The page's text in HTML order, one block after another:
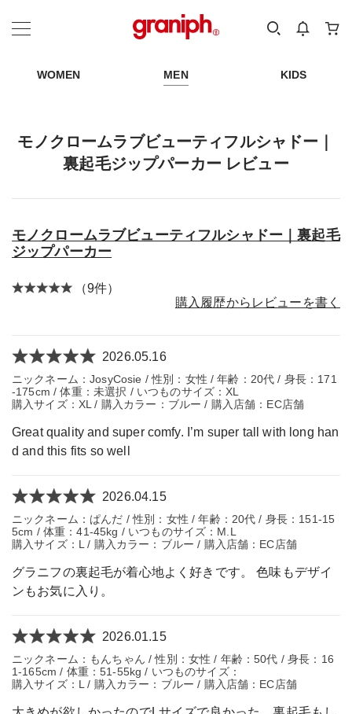
カテゴリーから探す
WOMEN MEN KIDS
モノクロームラブビューティフルシャドー｜
裏起毛ジップパーカー レビュー
モノクロームラブビューティフルシャドー｜裏起毛
ジップパーカー
（9件）
購入履歴からレビューを書く
2026.05.16
ニックネーム：JosyCosie / 性別：女性 / 年齢：20代 / 身長：171
-175cm / 体重：未選択 / いつものサイズ：XL
購入サイズ：XL / 購入カラー：ブルー / 購入店舗：EC店舗
Great quality and super comfy. I’m super tall with long han
d and this fits so well
2026.04.15
ニックネーム：ぱんだ / 性別：女性 / 年齢：20代 / 身長：151-15
5cm / 体重：41-45kg / いつものサイズ：M.L
購入サイズ：L / 購入カラー：ブルー / 購入店舗：EC店舗
グラニフの裏起毛が着心地よく好きです。 色味もデザイ
ンもお気に入り。
2026.01.15
ニックネーム：もんちゃん / 性別：女性 / 年齢：50代 / 身長：16
1-165cm / 体重：51-55kg / いつものサイズ：
購入サイズ：L / 購入カラー：ブルー / 購入店舗：EC店舗